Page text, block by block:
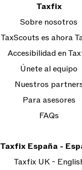
Taxfix
Sobre nosotros
TaxScouts es ahora
Accesibilidad en
Únete al equipo
Nuestros
Para asesores
FAQs
Taxfix España -
Taxfix UK -